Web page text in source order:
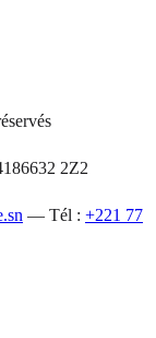
2Z2
— Tél : +221 77